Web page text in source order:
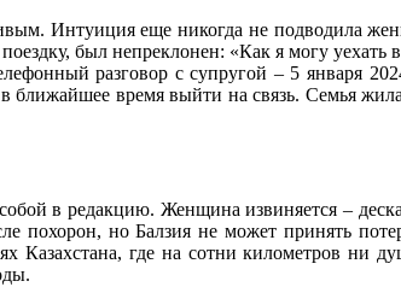
Интуиция еще никогда не подводила
был непреклонен: «Как я могу уехать
разговор с супругой – 5 января
ближайшее время выйти на связь. Семья
в редакцию. Женщина извиняется –
похорон, но Балзия не может принять
Казахстана, где на сотни километров ни